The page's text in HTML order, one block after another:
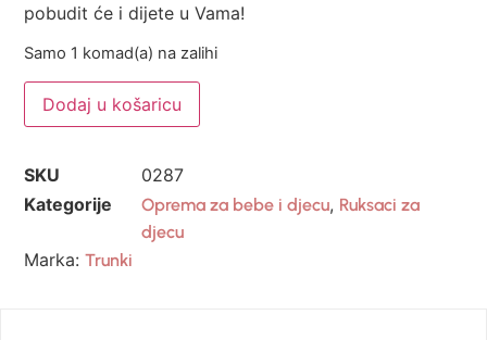
pobudit će i dijete u Vama!
Samo 1 komad(a) na zalihi
Dodaj u košaricu
SKU
0287
Kategorije
Oprema za bebe i djecu, Ruksaci za
djecu
Marka:Trunki